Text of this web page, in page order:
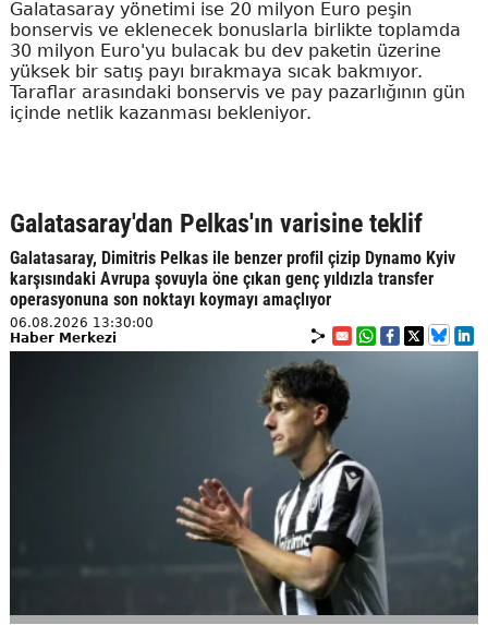
Galatasaray yönetimi ise 20 milyon Euro peşin
bonservis ve eklenecek bonuslarla birlikte toplamda
30 milyon Euro'yu bulacak bu dev paketin üzerine
yüksek bir satış payı bırakmaya sıcak bakmıyor.
Taraflar arasındaki bonservis ve pay pazarlığının gün
içinde netlik kazanması bekleniyor.
Galatasaray'dan Pelkas'ın varisine teklif
Galatasaray, Dimitris Pelkas ile benzer profil çizip Dynamo Kyiv
karşısındaki Avrupa şovuyla öne çıkan genç yıldızla transfer
operasyonuna son noktayı koymayı amaçlıyor
06.08.2026 13:30:00
Haber Merkezi